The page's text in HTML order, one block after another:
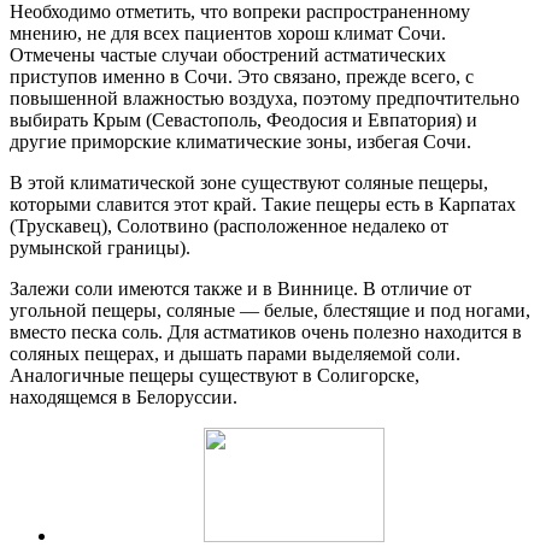
Необходимо отметить, что вопреки распространенному
мнению, не для всех пациентов хорош климат Сочи.
Отмечены частые случаи обострений астматических
приступов именно в Сочи. Это связано, прежде всего, с
повышенной влажностью воздуха, поэтому предпочтительно
выбирать Крым (Севастополь, Феодосия и Евпатория) и
другие приморские климатические зоны, избегая Сочи.
В этой климатической зоне существуют соляные пещеры,
которыми славится этот край. Такие пещеры есть в Карпатах
(Трускавец), Солотвино (расположенное недалеко от
румынской границы).
Залежи соли имеются также и в Виннице. В отличие от
угольной пещеры, соляные — белые, блестящие и под ногами,
вместо песка соль. Для астматиков очень полезно находится в
соляных пещерах, и дышать парами выделяемой соли.
Аналогичные пещеры существуют в Солигорске,
находящемся в Белоруссии.